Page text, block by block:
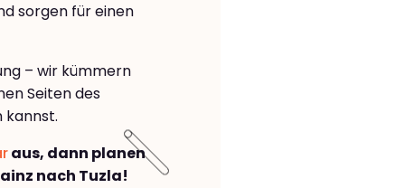
sorgen für einen
– wir kümmern
Seiten des
aus, dann planen
nach Tuzla!